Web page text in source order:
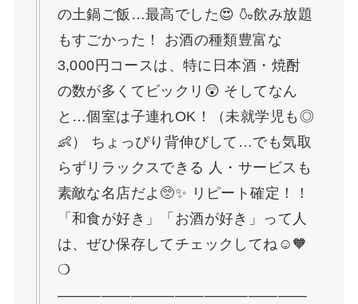
の土鍋ご飯…最高でした😍 🍶飲み放題
もすごかった！ お酒の種類豊富な
3,000円コースは、特に日本酒・焼酎
の数が多くてビックリ😲 そしてなん
と…個室は子連れOK！（未就学児も◎
👶） ちょっぴり背伸びして…でも気取
らずリラックスできる 人・サービスも
素敵な名店だよ🥺✨ リピート確定！！
「和食が好き」「お酒が好き」って人
は、ぜひ保存してチェックしてね☺🧡
❍
—————————————————